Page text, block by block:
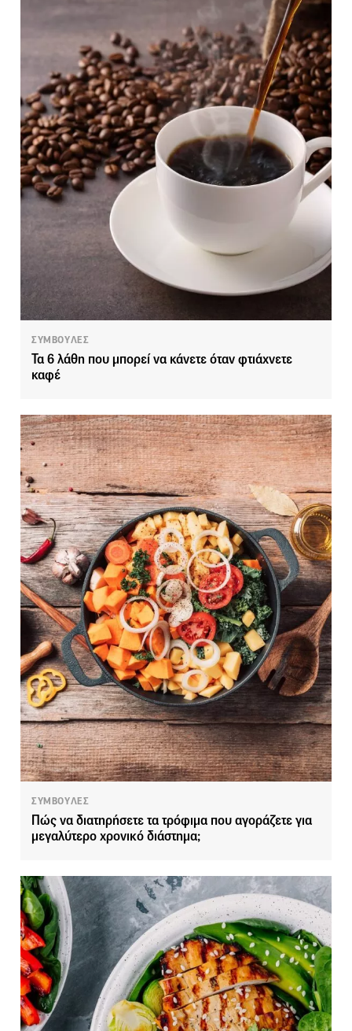
ΣΥΜΒΟΥΛΕΣ
Τα 6 λάθη που μπορεί να κάνετε όταν φτιάχνετε
καφέ
ΣΥΜΒΟΥΛΕΣ
Πώς να διατηρήσετε τα τρόφιμα που αγοράζετε για
μεγαλύτερο χρονικό διάστημα;